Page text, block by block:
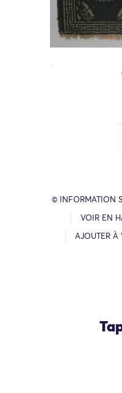
© INFORMATION
VOIR EN
AJOUTER À